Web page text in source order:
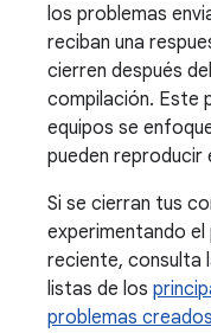
los problemas
reciban una
cierren después
compilación. Este
equipos se
pueden reproducir
Si se cierran tus
experimentando el
reciente, consulta
listas de los
problemas